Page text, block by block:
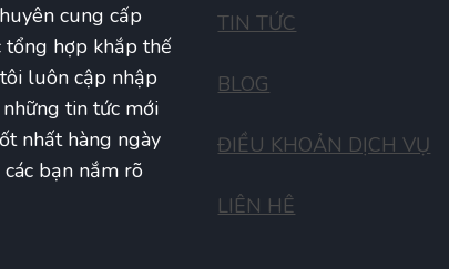
cung cấp
hợp khắp thế
luôn cập nhập
tin tức mới
nhất hàng ngày
bạn nắm rõ
TIN TỨC
BLOG
ĐIỀU KHOẢN DỊCH VỤ
LIÊN HÊ